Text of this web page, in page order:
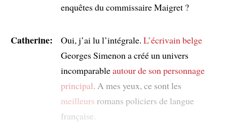
enquêtes du commissaire Maigret ?
Catherine: Oui, j’ai lu l’intégrale. L’écrivain belge
Georges Simenon a créé un univers
incomparableautour de son personnage
principal. A mes yeux, ce sont les
meilleurs romans policiers de langue
française.